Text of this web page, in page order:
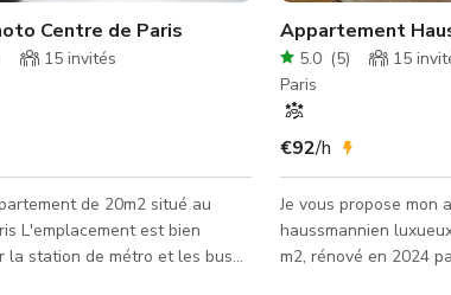
Centre de Paris
15 invités
de 20m2 situé au
L'emplacement est bien
la station de métro et les bus
5.0 (5) 15
Paris
€92/h
Je vous propose mon
haussmannien
m2, rénové en 2024